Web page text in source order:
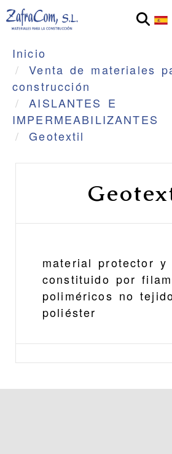
Inicio
Venta de materiales
construcción
AISLANTES E
IMPERMEABILIZANTES
Geotextil
material protector y
constituido por
poliméricos no
poliéster